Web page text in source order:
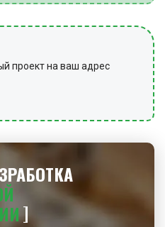
проект на ваш адрес